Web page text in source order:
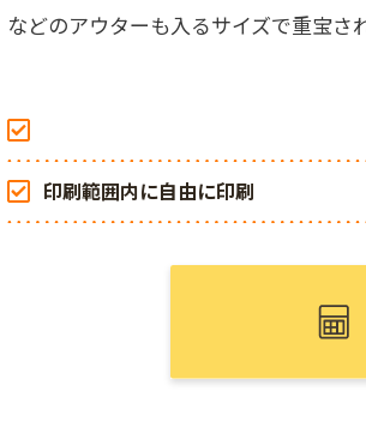
などのアウターも入るサイズで重宝さ
印刷範囲内に自由に印刷